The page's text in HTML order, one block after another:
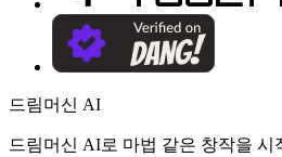
드림머신 AI
드림머신 AI로 마법 같은 창작을 시